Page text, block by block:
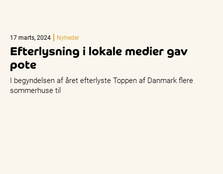
17 marts, 2024 Nyheder
Efterlysning i lokale medier gav
pote
I begyndelsen af året efterlyste Toppen af Danmark flere
sommerhuse til